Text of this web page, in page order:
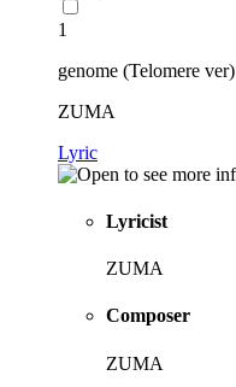
1
genome (Telomere ver)
ZUMA
Lyric
Lyricist
ZUMA
Composer
ZUMA